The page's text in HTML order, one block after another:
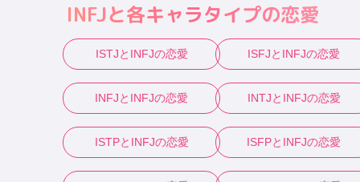
INFJと各キャラタイプの恋愛
ISTJと INFJの恋愛 ISFJと INFJの恋愛
INFJと INFJの恋愛 INTJと INFJの恋愛
ISTPと INFJの恋愛 ISFPと INFJの恋愛